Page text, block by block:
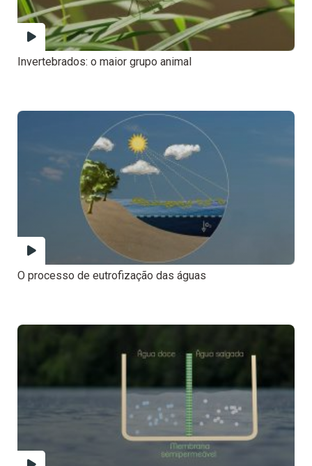
Invertebrados: o maior grupo animal
O processo de eutrofização das águas